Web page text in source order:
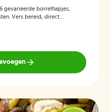
gevarieerde borrelhapjes,
Vers bereid, direct